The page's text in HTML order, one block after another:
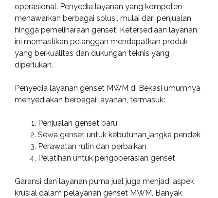
operasional. Penyedia layanan yang kompeten
menawarkan berbagai solusi, mulai dari penjualan
hingga pemeliharaan genset. Ketersediaan layanan
ini memastikan pelanggan mendapatkan produk
yang berkualitas dan dukungan teknis yang
diperlukan.
Penyedia layanan genset MWM di Bekasi umumnya
menyediakan berbagai layanan, termasuk:
Penjualan genset baru
Sewa genset untuk kebutuhan jangka pendek
Perawatan rutin dan perbaikan
Pelatihan untuk pengoperasian genset
Garansi dan layanan purna jual juga menjadi aspek
krusial dalam pelayanan genset MWM. Banyak